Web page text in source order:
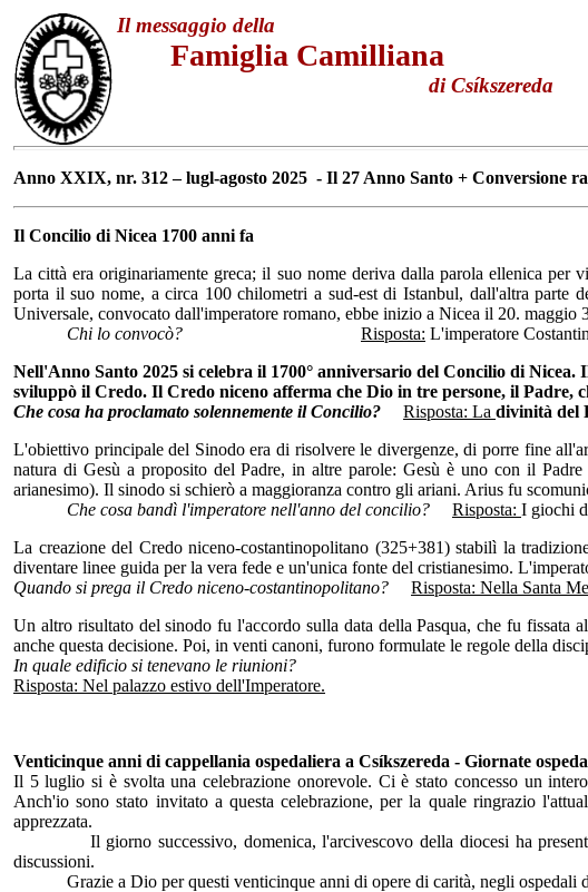
Il messaggio della
Famiglia Camilliana
di Csíkszereda
Anno XXIX, nr. 312 – lugl-agosto 2025 - Il 27 Anno Santo + Conversione
Il Concilio di Nicea 1700 anni fa
La città era originariamente greca; il suo nome deriva dalla parola ellenica
porta il suo nome, a circa 100 chilometri a sud-est di Istanbul, dall'altra
Universale, convocato dall'imperatore romano, ebbe inizio a Nicea il 20. maggio
Chi lo convocò?
Risposta: L'imperatore
Nell'Anno Santo 2025 si celebra il 1700° anniversario del Concilio di
sviluppò il Credo. Il Credo niceno afferma che Dio in tre persone, il Padre,
Che cosa ha proclamato solennemente il Concilio?
Risposta: La divinità del
L'obiettivo principale del Sinodo era di risolvere le divergenze, di porre fine
natura di Gesù a proposito del Padre, in altre parole: Gesù è uno con il
arianesimo). Il sinodo si schierò a maggioranza contro gli ariani. Arius fu
Che cosa bandì l'imperatore nell'anno del concilio?
Risposta: I giochi
La creazione del Credo niceno-costantinopolitano (325+381) stabilì la
diventare linee guida per la vera fede e un'unica fonte del cristianesimo.
Quando si prega il Credo niceno-costantinopolitano?
Risposta: Nella Santa
Un altro risultato del sinodo fu l'accordo sulla data della Pasqua, che fu fissata
anche questa decisione. Poi, in venti canoni, furono formulate le regole della
In quale edificio si tenevano le riunioni?
Risposta: Nel palazzo estivo dell'Imperatore.
Venticinque anni di cappellania ospedaliera a Csíkszereda - Giornate
Il 5 luglio si è svolta una celebrazione onorevole. Ci è stato concesso un
Anch'io sono stato invitato a questa celebrazione, per la quale ringrazio
apprezzata.
Il giorno successivo, domenica, l'arcivescovo della diocesi ha
discussioni.
Grazie a Dio per questi venticinque anni di opere di carità, negli ospedali